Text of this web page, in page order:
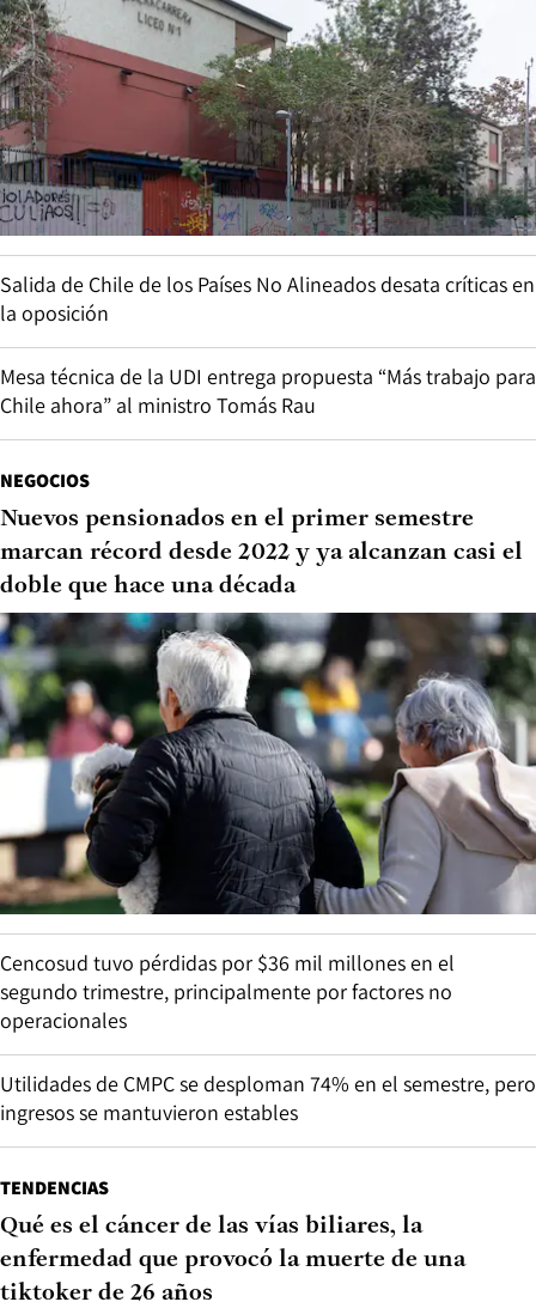
Salida de Chile de los Países No Alineados desata críticas en
la oposición
Mesa técnica de la UDI entrega propuesta “Más trabajo para
Chile ahora” al ministro Tomás Rau
NEGOCIOS
Nuevos pensionados en el primer semestre
marcan récord desde 2022 y ya alcanzan casi el
doble que hace una década
Cencosud tuvo pérdidas por $36 mil millones en el
segundo trimestre, principalmente por factores no
operacionales
Utilidades de CMPC se desploman 74% en el semestre, pero
ingresos se mantuvieron estables
TENDENCIAS
Qué es el cáncer de las vías biliares, la
enfermedad que provocó la muerte de una
tiktoker de 26 años